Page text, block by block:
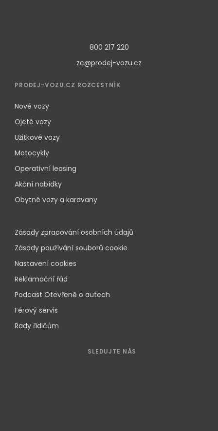
800 217 220
zc@prodej-vozu.cz
PRODEJ-VOZU.CZ ROZCESTNÍK
Nové vozy
Ojeté vozy
Užitkové vozy
Motocykly
Operativní leasing
Akční nabídky
Obytné vozy a karavany
Zásady zpracování osobních údajů
Zásady používání souborů cookie
Nastavení cookies
Reklamační řád
Podcast Otevřeně o autech
Férový servis
Rady řidičům
SLEDUJTE NÁS